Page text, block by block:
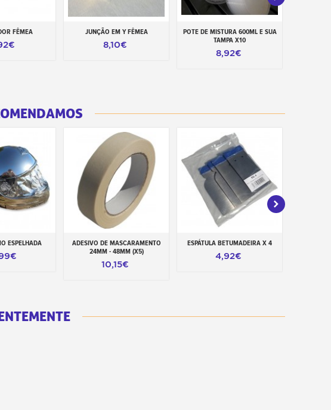
carrinho
FÊMEA Adicionar ao carrinho
JUNÇÃO EM Y FÊMEA
8,10€
Adicionar ao carrinho
POTE DE MISTURA 600ML E SUA
TAMPA X10
8,92€
carrinho
ESPELHADA Adicionar ao carrinho
ADESIVO DE MASCARAMENTO
24MM - 48MM (X5)
10,15€
Adicionar ao carrinho
ESPÁTULA BETUMADEIRA X 4
4,92€